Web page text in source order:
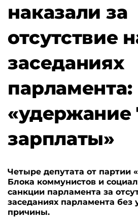
наказали за
отсутствие
заседаниях
парламента:
«удержание
зарплаты»
Четыре депутата от партии
Блока коммунистов и
санкции парламента за
заседаниях парламента без
причины.